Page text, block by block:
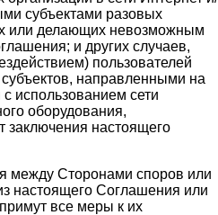
субъектами разовых
или делающих невозможным
и других случаев,
пользователей
направленными на
использованием сети
оборудования,
настоящего
между Сторонами споров или
настоящего Соглашения или
все меры к их